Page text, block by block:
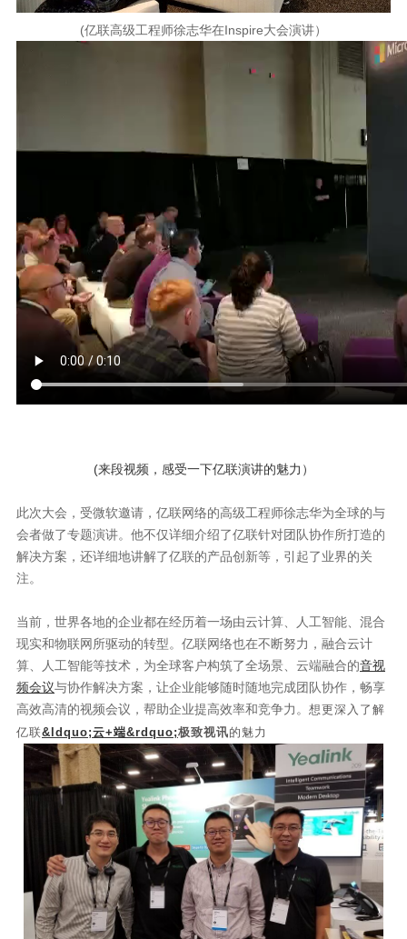
(亿联高级工程师徐志华在Inspire大会演讲）
(来段视频，感受一下亿联演讲的魅力）
此次大会，受微软邀请，亿联网络的高级工程师徐志华为全球的与
会者做了专题演讲。他不仅详细介绍了亿联针对团队协作所打造的
解决方案，还详细地讲解了亿联的产品创新等，引起了业界的关
注。
当前，世界各地的企业都在经历着一场由云计算、人工智能、混合
现实和物联网所驱动的转型。亿联网络也在不断努力，融合云计
算、人工智能等技术，为全球客户构筑了全场景、云端融合的音视
频会议与协作解决方案，让企业能够随时随地完成团队协作，畅享
高效高清的视频会议，帮助企业提高效率和竞争力。 想更深入了解
亿联&ldquo;云+端&rdquo;极致视讯的魅力